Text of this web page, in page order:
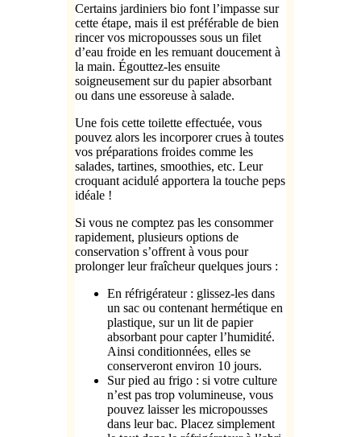
Certains jardiniers bio font l’impasse sur
cette étape, mais il est préférable de bien
rincer vos micropousses sous un filet
d’eau froide en les remuant doucement à
la main. Égouttez-les ensuite
soigneusement sur du papier absorbant
ou dans une essoreuse à salade.
Une fois cette toilette effectuée, vous
pouvez alors les incorporer crues à toutes
vos préparations froides comme les
salades, tartines, smoothies, etc. Leur
croquant acidulé apportera la touche peps
idéale !
Si vous ne comptez pas les consommer
rapidement, plusieurs options de
conservation s’offrent à vous pour
prolonger leur fraîcheur quelques jours :
En réfrigérateur : glissez-les dans
un sac ou contenant hermétique en
plastique, sur un lit de papier
absorbant pour capter l’humidité.
Ainsi conditionnées, elles se
conserveront environ 10 jours.
Sur pied au frigo : si votre culture
n’est pas trop volumineuse, vous
pouvez laisser les micropousses
dans leur bac. Placez simplement